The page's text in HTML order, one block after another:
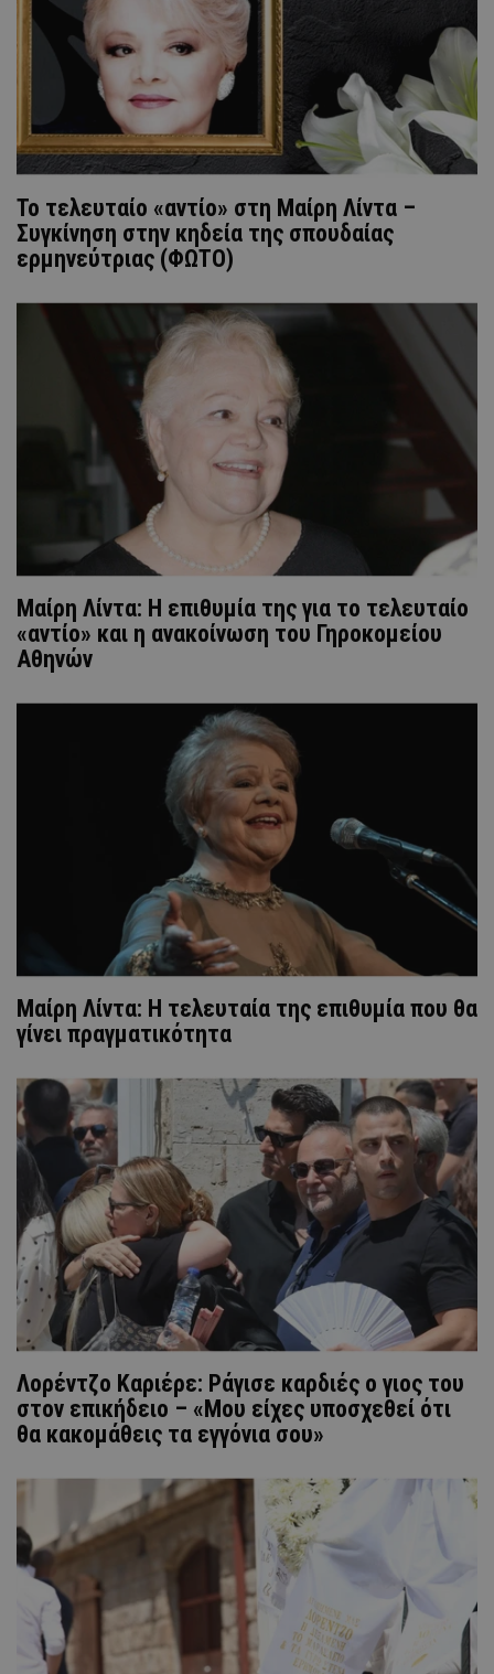
Το τελευταίο «αντίο» στη Μαίρη Λίντα –
Συγκίνηση στην κηδεία της σπουδαίας
ερμηνεύτριας (ΦΩΤΟ)
Μαίρη Λίντα: Η επιθυμία της για το τελευταίο
«αντίο» και η ανακοίνωση του Γηροκομείου
Αθηνών
Μαίρη Λίντα: Η τελευταία της επιθυμία που θα
γίνει πραγματικότητα
Λορέντζο Καριέρε: Ράγισε καρδιές ο γιος του
στον επικήδειο – «Μου είχες υποσχεθεί ότι
θα κακομάθεις τα εγγόνια σου»